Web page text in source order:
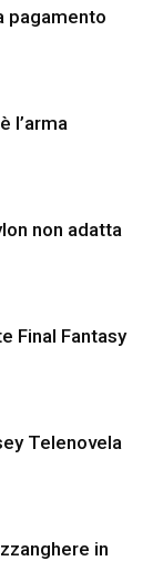
pagamento
l’arma
non adatta
Final Fantasy
Telenovela
in